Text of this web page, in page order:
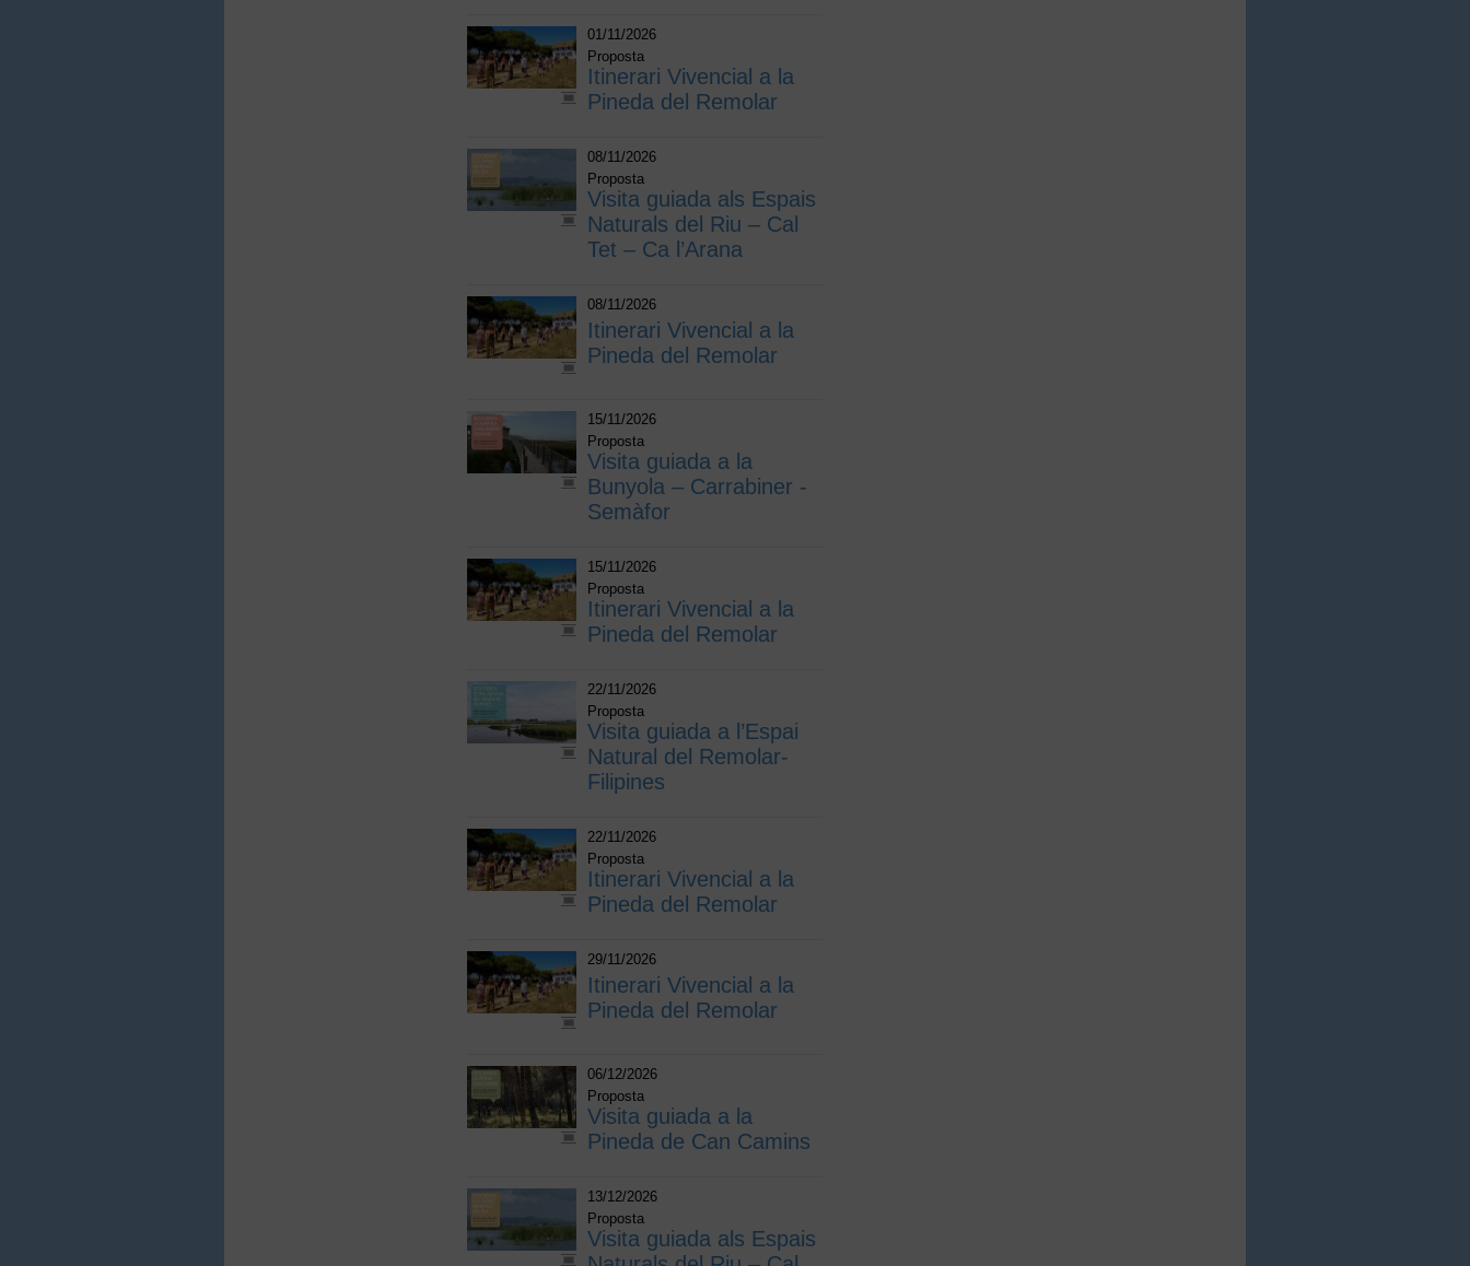
01/11/2026
Proposta
Itinerari Vivencial a la
Pineda del Remolar
08/11/2026
Proposta
Visita guiada als Espais
Naturals del Riu – Cal
Tet – Ca l’Arana
08/11/2026
Itinerari Vivencial a la
Pineda del Remolar
15/11/2026
Proposta
Visita guiada a la
Bunyola – Carrabiner -
Semàfor
15/11/2026
Proposta
Itinerari Vivencial a la
Pineda del Remolar
22/11/2026
Proposta
Visita guiada a l’Espai
Natural del Remolar-
Filipines
22/11/2026
Proposta
Itinerari Vivencial a la
Pineda del Remolar
29/11/2026
Itinerari Vivencial a la
Pineda del Remolar
06/12/2026
Proposta
Visita guiada a la
Pineda de Can Camins
13/12/2026
Proposta
Visita guiada als Espais